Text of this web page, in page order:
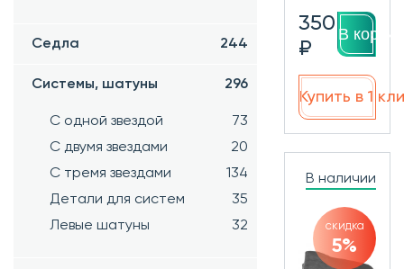
Седла 244
Системы, шатуны 296
С одной звездой
73
С двумя звездами
20
С тремя звездами
134
Детали для систем
35
Левые шатуны
32
350
₽
В
Купить в 1
В наличии
скидка
5%